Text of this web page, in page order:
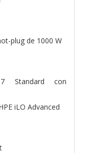
plug de 1000 W
Standard con
iLO Advanced